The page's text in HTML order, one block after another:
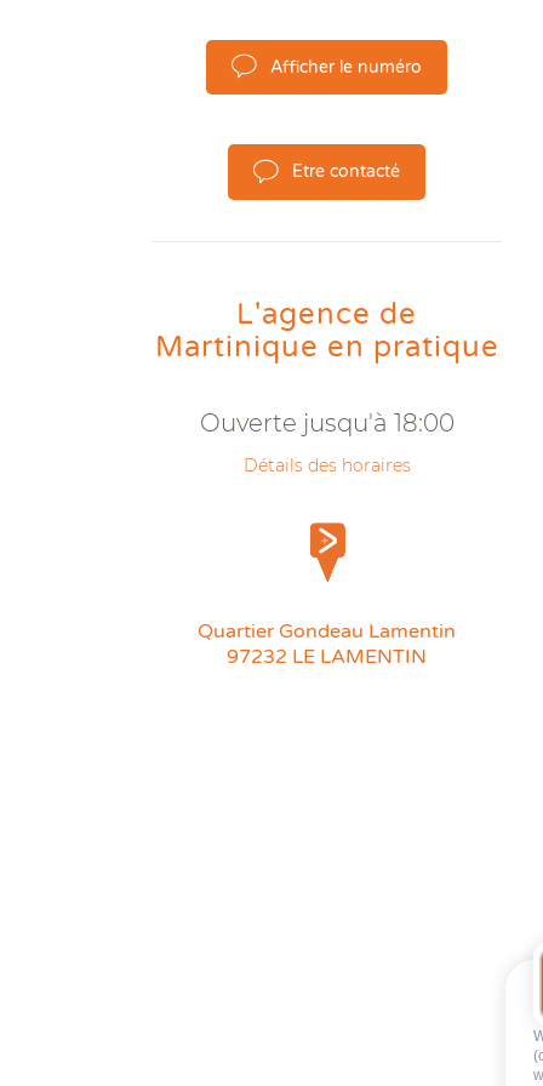
Afficher le numéro
Etre contacté
L'agence de
Martinique en pratique
Ouverte jusqu'à 18:00
Détails des horaires
Quartier Gondeau Lamentin
97232 LE LAMENTIN